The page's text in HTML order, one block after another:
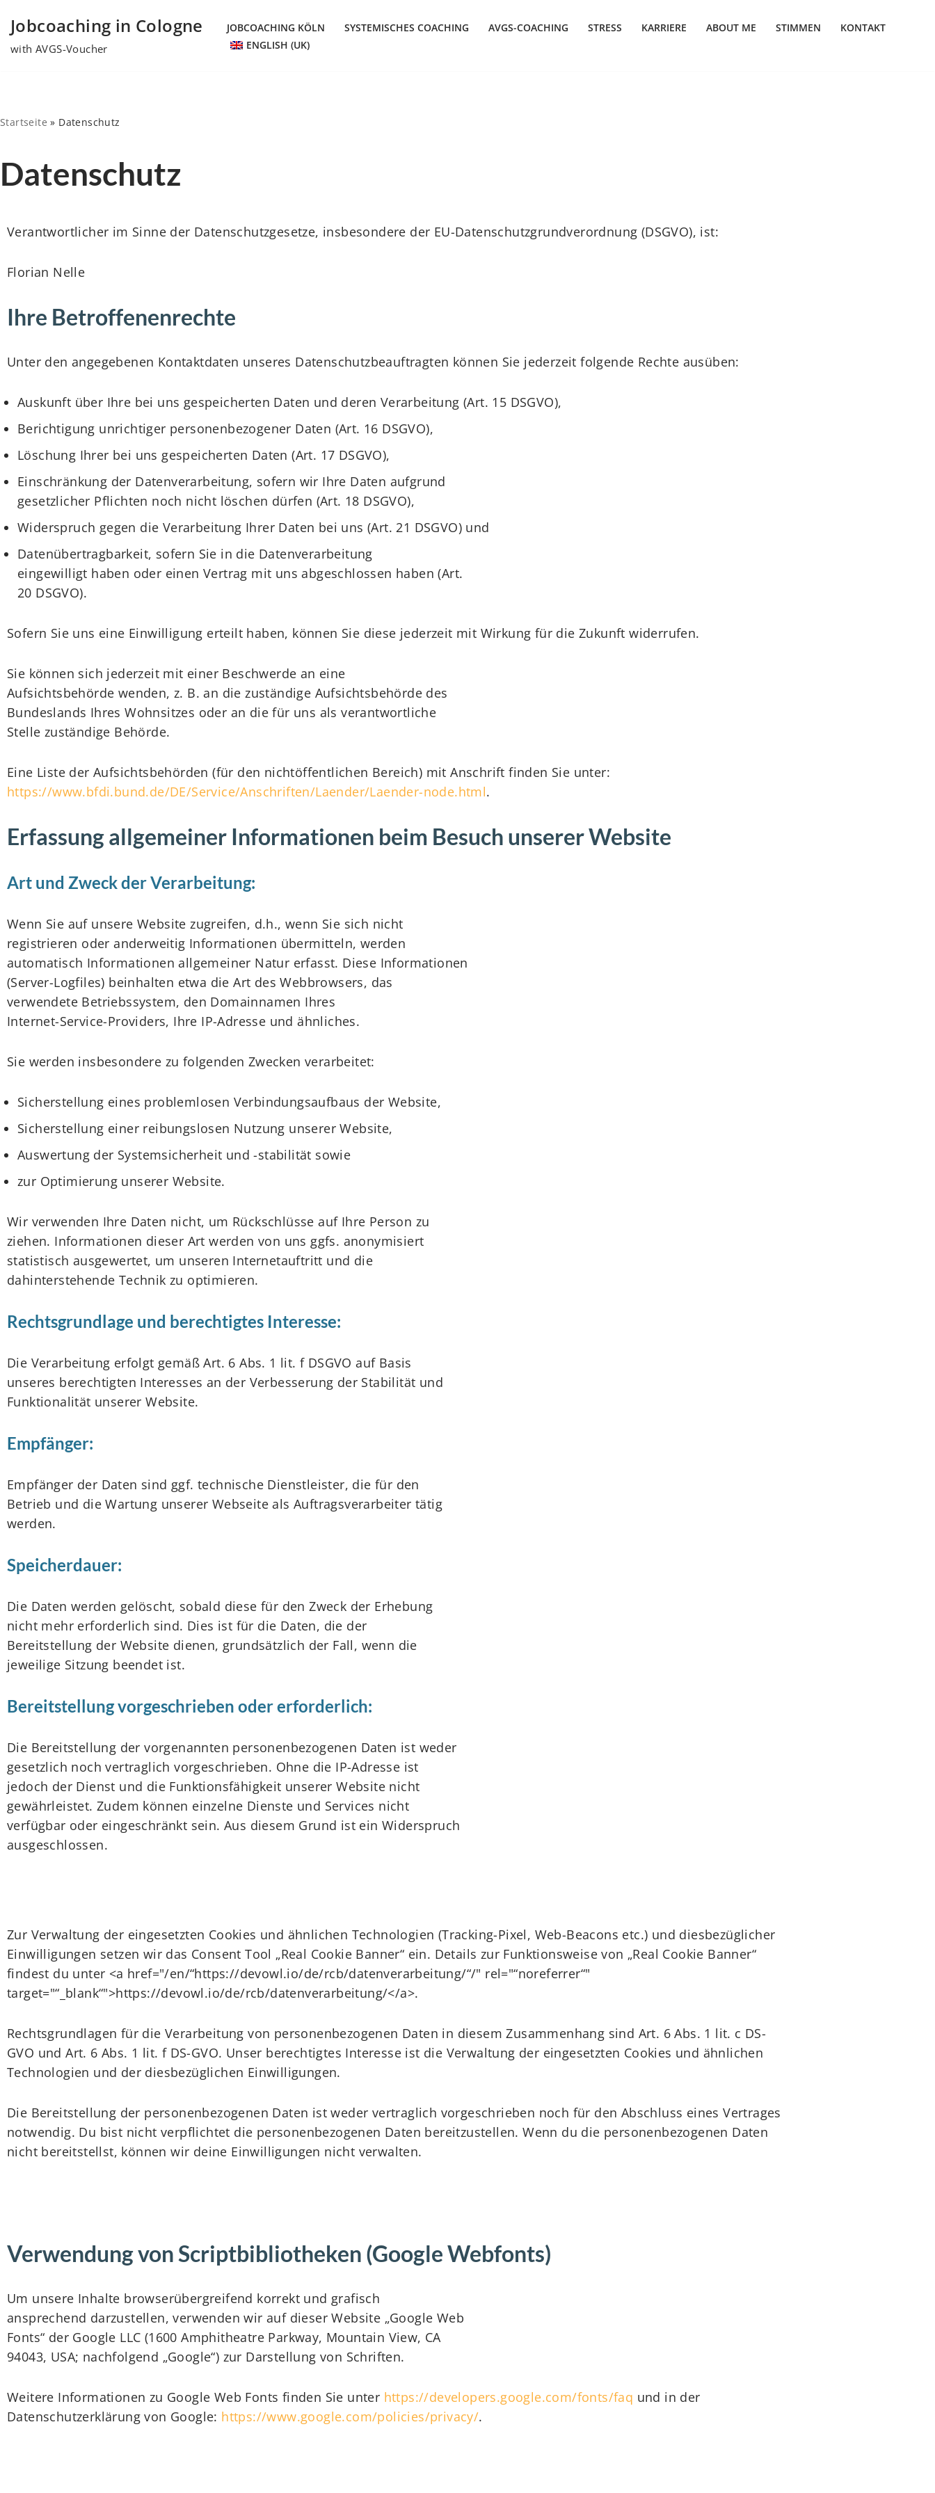
Skip
to
Jobcoaching in Cologne
with AVGS-Voucher
JOBCOACHING KÖLN SYSTEMISCHES COACHING AVGS-COACHING STRESS KARRIERE ABOUT ME STIMMEN
KONTAKT
ENGLISH (UK)
Startseite » Datenschutz
Datenschutz
Verantwortlicher im Sinne der Datenschutzgesetze, insbesondere der EU-Datenschutzgrundverordnung (DSGVO), ist:
Florian Nelle
Ihre Betroffenenrechte
Unter den angegebenen Kontaktdaten unseres Datenschutzbeauftragten können Sie jederzeit folgende Rechte ausüben:
Auskunft über Ihre bei uns gespeicherten Daten und deren Verarbeitung (Art. 15 DSGVO),
Berichtigung unrichtiger personenbezogener Daten (Art. 16 DSGVO),
Löschung Ihrer bei uns gespeicherten Daten (Art. 17 DSGVO),
Einschränkung der Datenverarbeitung, sofern wir Ihre Daten aufgrund
gesetzlicher Pflichten noch nicht löschen dürfen (Art. 18 DSGVO),
Widerspruch gegen die Verarbeitung Ihrer Daten bei uns (Art. 21 DSGVO) und
Datenübertragbarkeit, sofern Sie in die Datenverarbeitung
eingewilligt haben oder einen Vertrag mit uns abgeschlossen haben (Art.
20 DSGVO).
Sofern Sie uns eine Einwilligung erteilt haben, können Sie diese jederzeit mit Wirkung für die Zukunft widerrufen.
Sie können sich jederzeit mit einer Beschwerde an eine
Aufsichtsbehörde wenden, z. B. an die zuständige Aufsichtsbehörde des
Bundeslands Ihres Wohnsitzes oder an die für uns als verantwortliche
Stelle zuständige Behörde.
Eine Liste der Aufsichtsbehörden (für den nichtöffentlichen Bereich) mit Anschrift finden Sie unter:
https://www.bfdi.bund.de/DE/Service/Anschriften/Laender/Laender-node.html.
Erfassung allgemeiner Informationen beim Besuch unserer Website
Art und Zweck der Verarbeitung:
Wenn Sie auf unsere Website zugreifen, d.h., wenn Sie sich nicht
registrieren oder anderweitig Informationen übermitteln, werden
automatisch Informationen allgemeiner Natur erfasst. Diese Informationen
(Server-Logfiles) beinhalten etwa die Art des Webbrowsers, das
verwendete Betriebssystem, den Domainnamen Ihres
Internet-Service-Providers, Ihre IP-Adresse und ähnliches.
Sie werden insbesondere zu folgenden Zwecken verarbeitet:
Sicherstellung eines problemlosen Verbindungsaufbaus der Website,
Sicherstellung einer reibungslosen Nutzung unserer Website,
Auswertung der Systemsicherheit und -stabilität sowie
zur Optimierung unserer Website.
Wir verwenden Ihre Daten nicht, um Rückschlüsse auf Ihre Person zu
ziehen. Informationen dieser Art werden von uns ggfs. anonymisiert
statistisch ausgewertet, um unseren Internetauftritt und die
dahinterstehende Technik zu optimieren.
Rechtsgrundlage und berechtigtes Interesse:
Die Verarbeitung erfolgt gemäß Art. 6 Abs. 1 lit. f DSGVO auf Basis
unseres berechtigten Interesses an der Verbesserung der Stabilität und
Funktionalität unserer Website.
Empfänger:
Empfänger der Daten sind ggf. technische Dienstleister, die für den
Betrieb und die Wartung unserer Webseite als Auftragsverarbeiter tätig
werden.
Speicherdauer:
Die Daten werden gelöscht, sobald diese für den Zweck der Erhebung
nicht mehr erforderlich sind. Dies ist für die Daten, die der
Bereitstellung der Website dienen, grundsätzlich der Fall, wenn die
jeweilige Sitzung beendet ist.
Bereitstellung vorgeschrieben oder erforderlich:
Die Bereitstellung der vorgenannten personenbezogenen Daten ist weder
gesetzlich noch vertraglich vorgeschrieben. Ohne die IP-Adresse ist
jedoch der Dienst und die Funktionsfähigkeit unserer Website nicht
gewährleistet. Zudem können einzelne Dienste und Services nicht
verfügbar oder eingeschränkt sein. Aus diesem Grund ist ein Widerspruch
ausgeschlossen.
Zur Verwaltung der eingesetzten Cookies und ähnlichen Technologien (Tracking-Pixel, Web-Beacons etc.) und diesbezüglicher
Einwilligungen setzen wir das Consent Tool „Real Cookie Banner“ ein. Details zur Funktionsweise von „Real Cookie Banner“
findest du unter <a href="/en/“https://devowl.io/de/rcb/datenverarbeitung/“/" rel="“noreferrer“"
target="“_blank“">https://devowl.io/de/rcb/datenverarbeitung/</a>.
Rechtsgrundlagen für die Verarbeitung von personenbezogenen Daten in diesem Zusammenhang sind Art. 6 Abs. 1 lit. c DS-
GVO und Art. 6 Abs. 1 lit. f DS-GVO. Unser berechtigtes Interesse ist die Verwaltung der eingesetzten Cookies und ähnlichen
Technologien und der diesbezüglichen Einwilligungen.
Die Bereitstellung der personenbezogenen Daten ist weder vertraglich vorgeschrieben noch für den Abschluss eines Vertrages
notwendig. Du bist nicht verpflichtet die personenbezogenen Daten bereitzustellen. Wenn du die personenbezogenen Daten
nicht bereitstellst, können wir deine Einwilligungen nicht verwalten.
Verwendung von Scriptbibliotheken (Google Webfonts)
Um unsere Inhalte browserübergreifend korrekt und grafisch
ansprechend darzustellen, verwenden wir auf dieser Website „Google Web
Fonts“ der Google LLC (1600 Amphitheatre Parkway, Mountain View, CA
94043, USA; nachfolgend „Google“) zur Darstellung von Schriften.
Weitere Informationen zu Google Web Fonts finden Sie unter https://developers.google.com/fonts/faq und in der
Datenschutzerklärung von Google: https://www.google.com/policies/privacy/.